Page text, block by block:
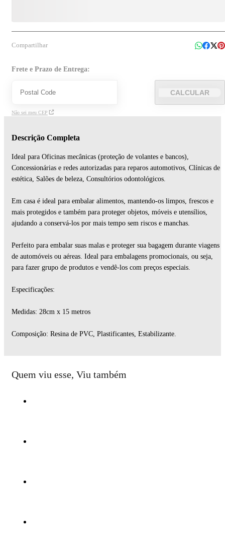
Compartilhar
Frete e Prazo de Entrega:
CALCULAR
Não sei meu CEP
Descrição Completa
Ideal para Oficinas mecânicas (proteção de volantes e bancos),
Concessionárias e redes autorizadas para reparos automotivos, Clínicas de
estética, Salões de beleza, Consultórios odontológicos.
Em casa é ideal para embalar alimentos, mantendo-os limpos, frescos e
mais protegidos e também para proteger objetos, móveis e utensílios,
ajudando a conservá-los por mais tempo sem riscos e manchas.
Perfeito para embalar suas malas e proteger sua bagagem durante viagens
de automóveis ou aéreas. Ideal para embalagens promocionais, ou seja,
para fazer grupo de produtos e vendê-los com preços especiais.
Especificações:
Medidas: 28cm x 15 metros
Composição: Resina de PVC, Plastificantes, Estabilizante.
Quem viu esse, Viu também